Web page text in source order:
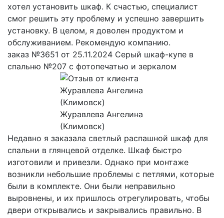
хотел установить шкаф. К счастью, специалист
смог решить эту проблему и успешно завершить
установку. В целом, я доволен продуктом и
обслуживанием. Рекомендую компанию.
заказ №3651 от 25.11.2024 Серый шкаф-купе в
спальню №207 с фотопечатью и зеркалом
Журавлева Ангелина
(Климовск)
Недавно я заказала светлый распашной шкаф для
спальни в глянцевой отделке. Шкаф быстро
изготовили и привезли. Однако при монтаже
возникли небольшие проблемы с петлями, которые
были в комплекте. Они были неправильно
выровнены, и их пришлось отрегулировать, чтобы
двери открывались и закрывались правильно. В